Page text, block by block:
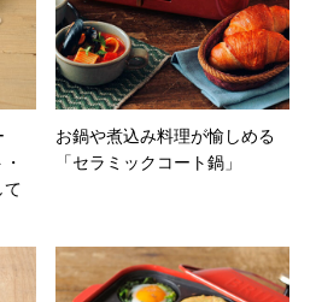
て
お鍋や煮込み料理が愉しめる
「セラミックコート鍋」